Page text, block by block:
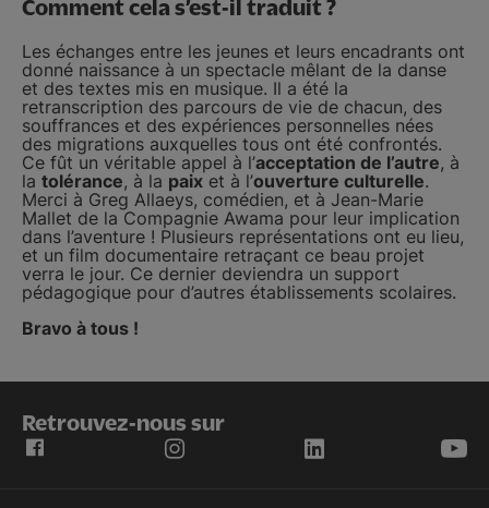
Comment cela s’est-il traduit ?
Les échanges entre les jeunes et leurs encadrants ont
donné naissance à un spectacle mêlant de la danse
et des textes mis en musique. Il a été la
retranscription des parcours de vie de chacun, des
souffrances et des expériences personnelles nées
des migrations auxquelles tous ont été confrontés.
Ce fût un véritable appel à l’acceptation de l’autre, à
la tolérance, à la paix et à l’ouverture culturelle.
Merci à Greg Allaeys, comédien, et à Jean-Marie
Mallet de la Compagnie Awama pour leur implication
dans l’aventure ! Plusieurs représentations ont eu lieu,
et un film documentaire retraçant ce beau projet
verra le jour. Ce dernier deviendra un support
pédagogique pour d’autres établissements scolaires.
Bravo à tous !
Retrouvez-nous sur